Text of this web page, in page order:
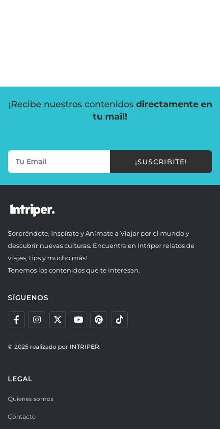
¡Recibe nuestros contenidos directamente en
tu mail!
¡SUSCRIBITE!
Sorpréndete, Inspírate y Anímate a Viajar por el mundo y
descubrir nuevas culturas. Encuentra en Intriper relatos de
viajes, tips y mucho más!
Tenemos los contenidos que te interesan.
SÍGUENOS
© 2025 realizado por INTRIPER.
LEGAL
Quienes somos
Contacto